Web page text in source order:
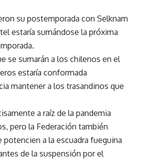
su postemporada con Selknam
estaría sumándose la próxima
se sumarán a los chilenos en el
estaría conformada
mantener a los trasandinos que
a raíz de la pandemia
pero la Federación también
potencien a la escuadra fueguina
de la suspensión por el